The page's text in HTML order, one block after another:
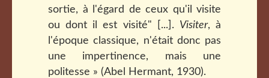
sortie, à l'égard de ceux qu'il visite
ou dont il est visité" [...]. Visiter, à
l'époque classique, n'était donc pas
une impertinence, mais une
politesse » (Abel Hermant, 1930).